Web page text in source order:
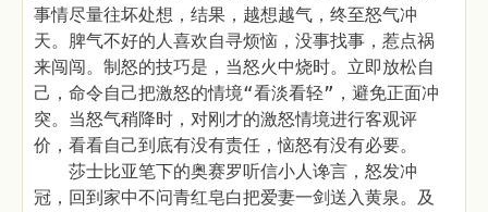
事情尽量往坏处想，结果，越想越气，终至怒气冲
天。脾气不好的人喜欢自寻烦恼，没事找事，惹点祸
来闯闯。制怒的技巧是，当怒火中烧时。立即放松自
己，命令自己把激怒的情境“看淡看轻”，避免正面冲
突。当怒气稍降时，对刚才的激怒情境进行客观评
价，看看自己到底有没有责任，恼怒有没有必要。
莎士比亚笔下的奥赛罗听信小人谗言，怒发冲
冠，回到家中不问青红皂白把爱妻一剑送入黄泉。及